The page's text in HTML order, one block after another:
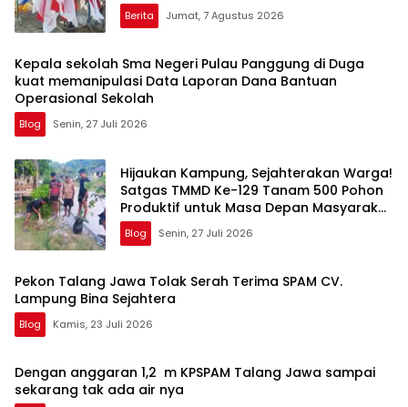
Berita Jumat, 7 Agustus 2026
Kepala sekolah Sma Negeri Pulau Panggung di Duga
kuat memanipulasi Data Laporan Dana Bantuan
Operasional Sekolah
Blog Senin, 27 Juli 2026
Hijaukan Kampung, Sejahterakan Warga!
Satgas TMMD Ke-129 Tanam 500 Pohon
Produktif untuk Masa Depan Masyarakat
Sesor
Blog Senin, 27 Juli 2026
Pekon Talang Jawa Tolak Serah Terima SPAM CV.
Lampung Bina Sejahtera
Blog Kamis, 23 Juli 2026
Dengan anggaran 1,2 m KPSPAM Talang Jawa sampai
sekarang tak ada air nya